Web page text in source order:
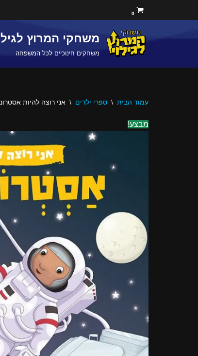
0
משחקי המרוץ
משחקים חינוכיים לכל המשפחה
עמוד הבית \ ספרי ילדים \ אני רוצה להיות
מבצע!